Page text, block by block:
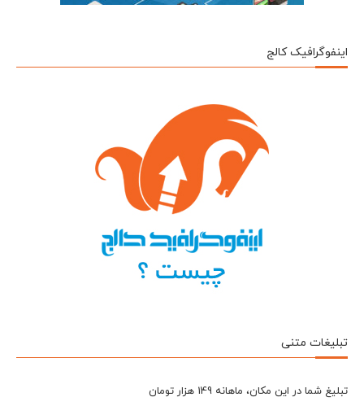
اینفوگرافیک کالج
تبلیغات متنی
تبلیغ شما در این مکان، ماهانه 149 هزار تومان